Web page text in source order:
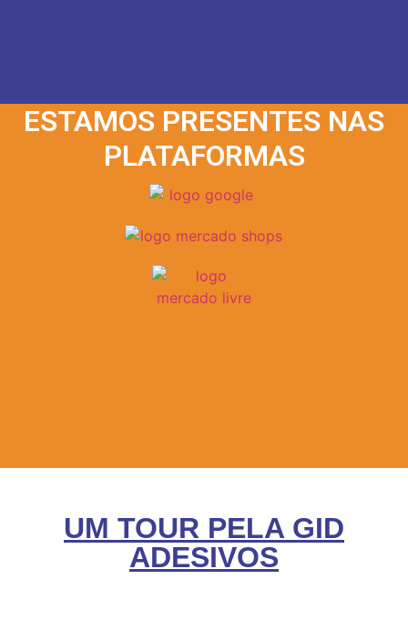
ESTAMOS PRESENTES NAS
PLATAFORMAS
UM TOUR PELA GID
ADESIVOS